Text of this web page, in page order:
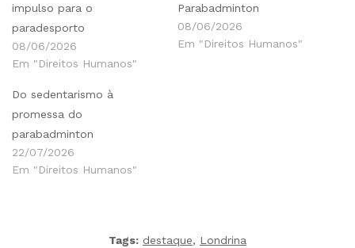
impulso para o
paradesporto
08/06/2026
Em "Direitos Humanos"
Parabadminton
08/06/2026
Em "Direitos Humanos"
Do sedentarismo à
promessa do
parabadminton
22/07/2026
Em "Direitos Humanos"
Tags: destaque, Londrina